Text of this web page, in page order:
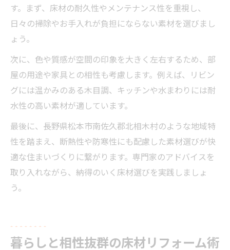
す。まず、床材の耐久性やメンテナンス性を重視し、
日々の掃除やお手入れが負担にならない素材を選びまし
ょう。
次に、色や質感が空間の印象を大きく左右するため、部
屋の用途や家具との相性も考慮します。例えば、リビン
グには温かみのある木目調、キッチンや水まわりには耐
水性の高い素材が適しています。
最後に、長野県松本市南佐久郡北相木村のような地域特
性を踏まえ、断熱性や防寒性にも配慮した素材選びが快
適な住まいづくりに繋がります。専門家のアドバイスを
取り入れながら、納得のいく床材選びを実践しましょ
う。
暮らしと相性抜群の床材リフォーム術